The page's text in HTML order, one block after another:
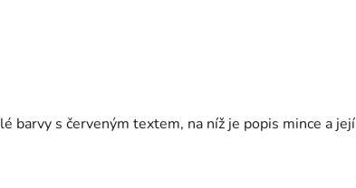
barvy s červeným textem, na níž je popis mince a její